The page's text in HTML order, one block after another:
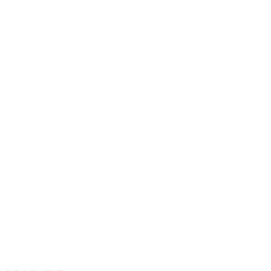
vyrábame okrúhle obdĺžnikové s logom alebo
aj pre firmy. Na pečiatky používame profesionálne